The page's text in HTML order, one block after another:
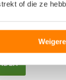
of die ze
bevestig ik dat de
disclaimervan NoQ